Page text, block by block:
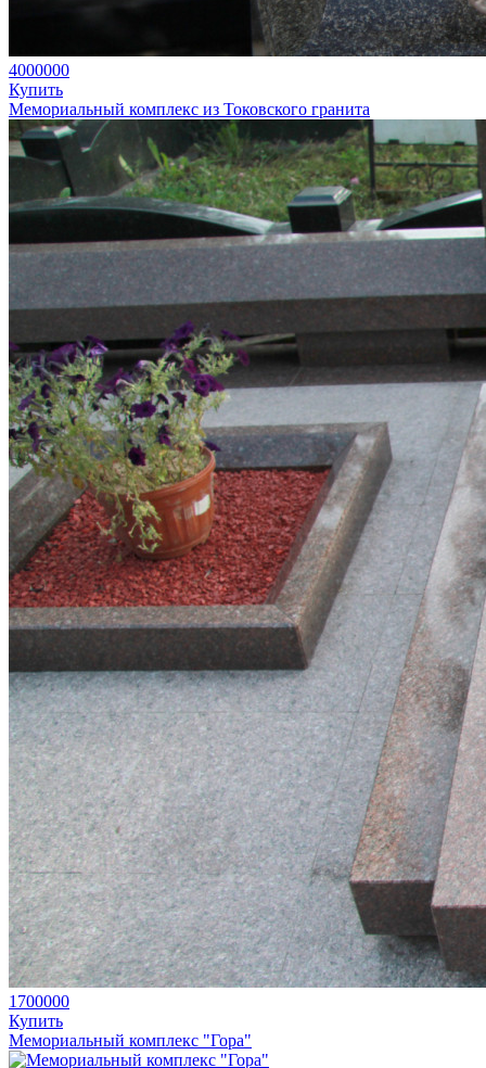
4000000
Купить
Мемориальный комплекс из Токовского гранита
1700000
Купить
Мемориальный комплекс "Гора"